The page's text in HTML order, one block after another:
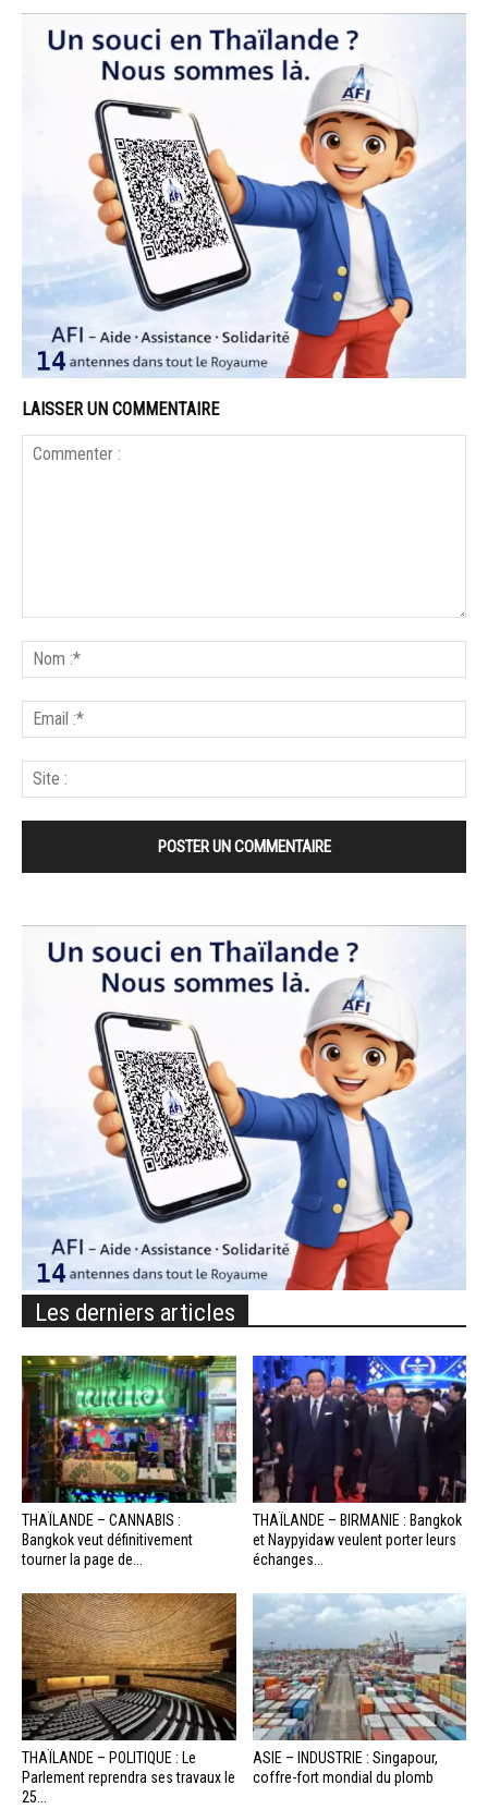
LAISSER UN COMMENTAIRE
Les derniers articles
THAÏLANDE – CANNABIS :
Bangkok veut définitivement
tourner la page de...
THAÏLANDE – BIRMANIE : Bangkok
et Naypyidaw veulent porter leurs
échanges...
THAÏLANDE – POLITIQUE : Le
Parlement reprendra ses travaux le
25...
ASIE – INDUSTRIE : Singapour,
coffre-fort mondial du plomb